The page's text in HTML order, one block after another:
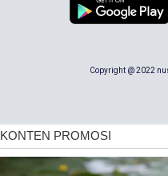
Copyright @ 2022